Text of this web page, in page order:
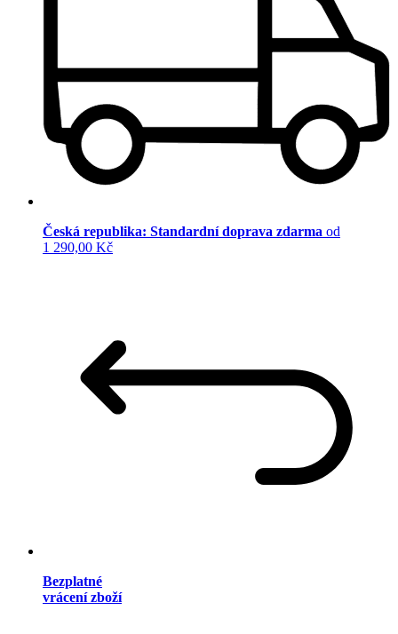
Česká republika: Standardní doprava zdarma od
1 290,00 Kč
Bezplatné
vrácení zboží